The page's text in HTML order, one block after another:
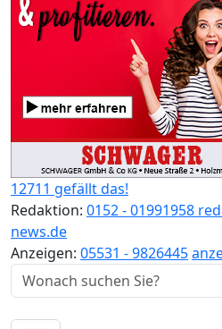
12711 gefällt das!
Redaktion: 0152 - 01991958
news.de
Anzeigen: 05531 - 9826445